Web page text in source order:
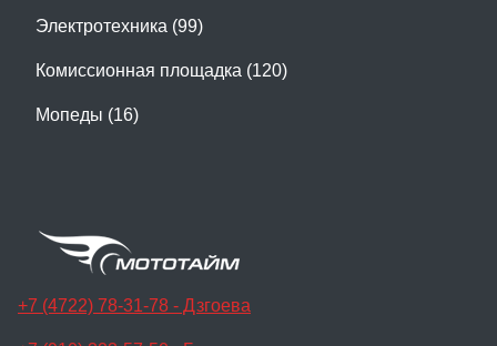
Электротехника (99)
Комиссионная площадка (120)
Мопеды (16)
+7 (4722) 78-31-78 - Дзгоева